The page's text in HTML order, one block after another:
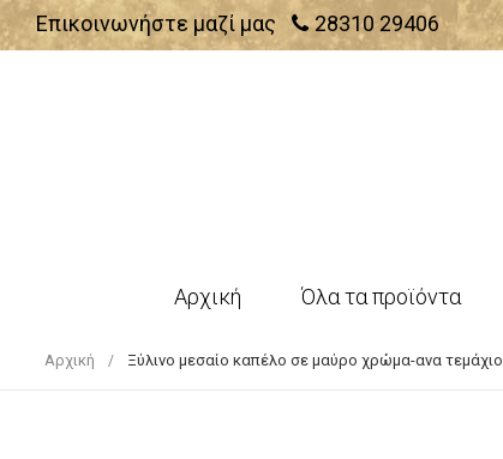
Επικοινωνήστε μαζί μας 28310 29406
Αρχική Όλα τα προϊόντα
Αρχική Ξύλινο μεσαίο καπέλο σε μαύρο χρώμα-ανα τεμάχιο